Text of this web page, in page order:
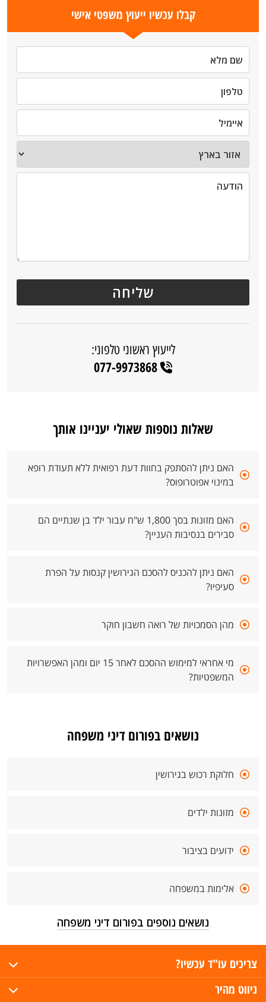
קבלו עכשיו ייעוץ משפטי אישי
לייעוץ ראשוני טלפוני:
077-9973868
שאלות נוספות שאולי יעניינו אותך
האם ניתן להסתפק בחוות דעת רפואית ללא תעודת רופא
במינוי אפוטרופוס?
האם מזונות בסך 1,800 ש"ח עבור ילד בן שנתיים הם
סבירים בנסיבות העניין?
האם ניתן להכניס להסכם הגירושין קנסות על הפרת
סעיפיו?
מהן הסמכויות של רואה חשבון חוקר
מי אחראי למימוש ההסכם לאחר 15 יום ומהן האפשרויות
המשפטיות?
נושאים בפורום דיני משפחה
חלוקת רכוש בגירושין
מזונות ילדים
ידועים בציבור
אלימות במשפחה
נושאים נוספים בפורום דיני משפחה
צריכים עו"ד עכשיו?
ניווט מהיר